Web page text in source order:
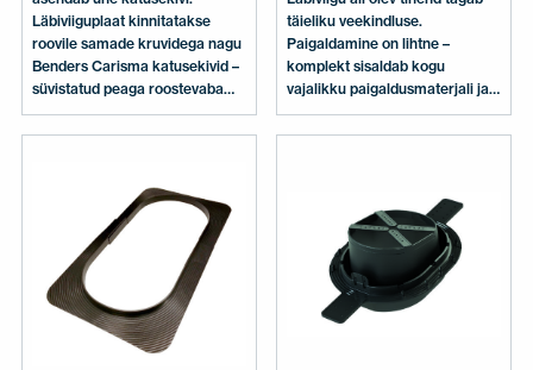
Läbiviiguplaat kinnitatakse
roovile samade kruvidega nagu
Benders Carisma katusekivid –
süvistatud peaga roostevaba
katusekivikruvi 4,5 × 40 mm.
Kasutatakse koos VILPE P-
ventilatsioonitorudega. Värvid:
Must (Benders must ja graniit),
telliskivipunane ja hall (Benders
grafiit ja helehall). Komplekt
sisaldab: Läbiviiguplaat, Click
aluskatte tihend,
paigaldusjuhend ja tihend.
täieliku veekindluse.
Paigaldamine on lihtne –
komplekt sisaldab kogu
vajalikku paigaldusmaterjali ja
juhendeid. Võimaldab
paigaldada VILPE
ventilatsioonitorusid ja
antennide läbiviike Ø 160–250
mm torude jaoks. Sisaldab:
Läbiviik, kaheosaline XL
alusplaat, kruvid,
paigaldusjuhend.